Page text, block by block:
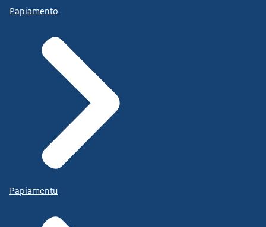
Papiamento
Papiamentu